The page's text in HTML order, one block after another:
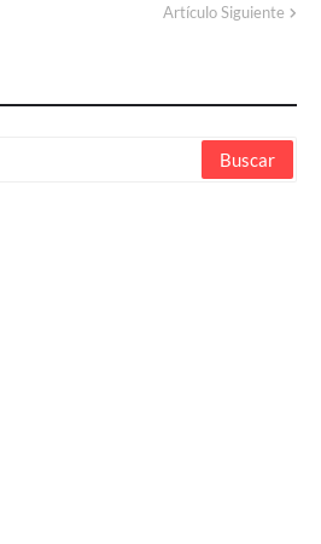
Artículo Siguiente